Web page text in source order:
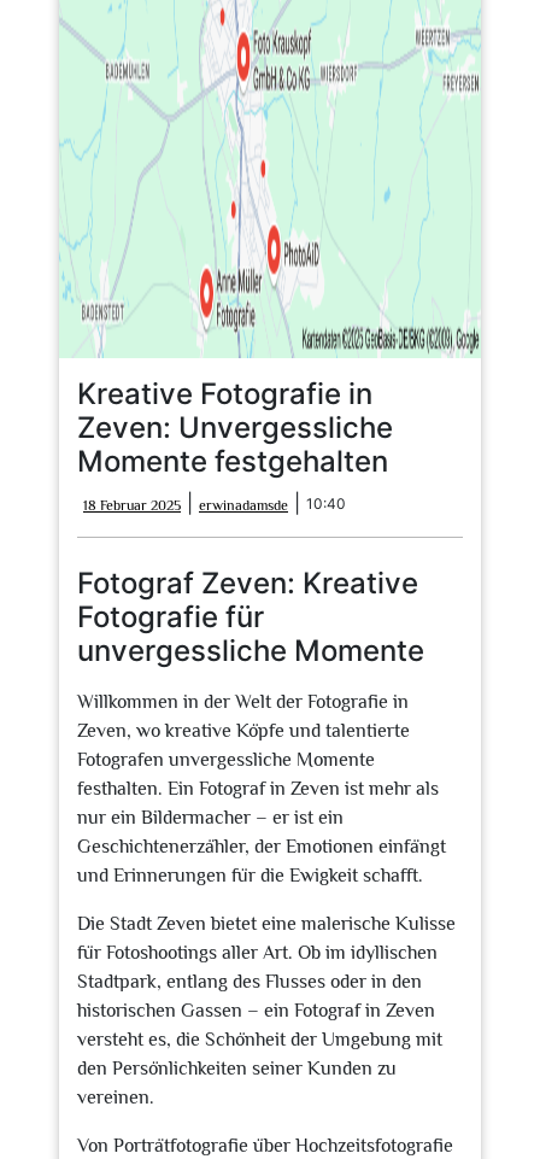
Kreative Fotografie in
Zeven: Unvergessliche
Momente festgehalten
18 Februar 2025
Februar
2025
erwinadamsde erwinadamsde
10:40
Fotograf Zeven: Kreative
Fotografie für
unvergessliche Momente
Willkommen in der Welt der Fotografie in
Zeven, wo kreative Köpfe und talentierte
Fotografen unvergessliche Momente
festhalten. Ein Fotograf in Zeven ist mehr als
nur ein Bildermacher – er ist ein
Geschichtenerzähler, der Emotionen einfängt
und Erinnerungen für die Ewigkeit schafft.
Die Stadt Zeven bietet eine malerische Kulisse
für Fotoshootings aller Art. Ob im idyllischen
Stadtpark, entlang des Flusses oder in den
historischen Gassen – ein Fotograf in Zeven
versteht es, die Schönheit der Umgebung mit
den Persönlichkeiten seiner Kunden zu
vereinen.
Von Porträtfotografie über Hochzeitsfotografie